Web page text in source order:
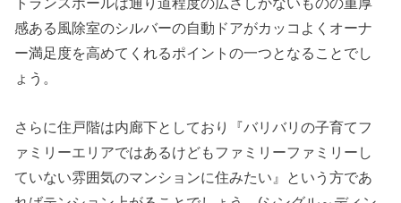
感ある風除室のシルバーの自動ドアがカッコよくオーナ
ー満足度を高めてくれるポイントの一つとなることでし
ょう。
さらに住戸階は内廊下としており『バリバリの子育てフ
ァミリーエリアではあるけどもファミリーファミリーし
ていない雰囲気のマンションに住みたい』という方であ